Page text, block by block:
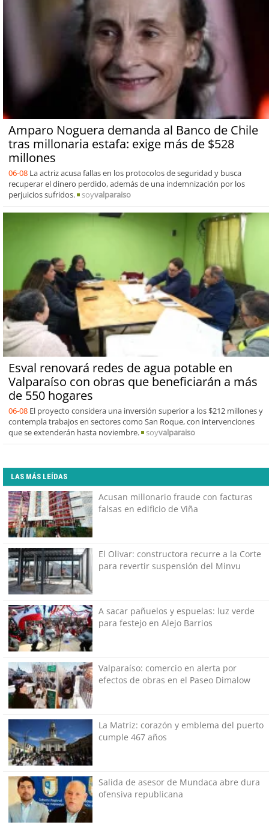
Amparo Noguera demanda al Banco de Chile
tras millonaria estafa: exige más de $528
millones
06-08 La actriz acusa fallas en los protocolos de seguridad y busca
recuperar el dinero perdido, además de una indemnización por los
perjuicios sufridos.
soyvalparaiso
Esval renovará redes de agua potable en
Valparaíso con obras que beneficiarán a más
de 550 hogares
06-08 El proyecto considera una inversión superior a los $212 millones y
contempla trabajos en sectores como San Roque, con intervenciones
que se extenderán hasta noviembre.
soyvalparaiso
LAS MÁS LEÍDAS
Acusan millonario fraude con facturas
falsas en edificio de Viña
El Olivar: constructora recurre a la Corte
para revertir suspensión del Minvu
A sacar pañuelos y espuelas: luz verde
para festejo en Alejo Barrios
Valparaíso: comercio en alerta por
efectos de obras en el Paseo Dimalow
La Matriz: corazón y emblema del puerto
cumple 467 años
Salida de asesor de Mundaca abre dura
ofensiva republicana